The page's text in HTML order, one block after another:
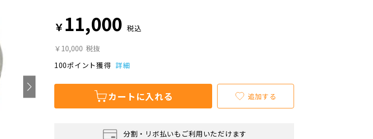
￥ 11,000 税込
￥10,000 税抜
100ポイント獲得 詳細
カートに入れる 追加する
分割・リボ払いもご利用いただけます